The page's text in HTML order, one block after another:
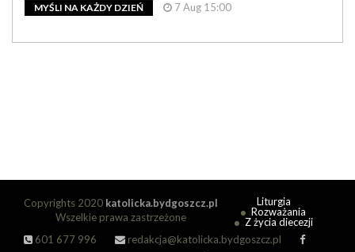
MYŚLI NA KAŻDY DZIEŃ 7 Aug 15:00
Copyrights 2020 katolicka.bydgoszcz.pl
Wszelkie prawa zastrzeżone
601 677 996
redakcja@katolicka.bydgoszcz.pl
Liturgia
Rozważania
Z życia diecezji